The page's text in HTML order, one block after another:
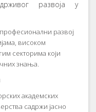
развоја у
развој
високом
секторима који
знања.
академских
садржи јасно